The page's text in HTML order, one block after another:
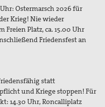
Ostermarsch 2026 für
Krieg! Nie wieder
Freien Platz, ca. 15.00 Uhr
Friedensfest an
statt
und Kriege stoppen! Für
14.30 Uhr, Roncalliplatz